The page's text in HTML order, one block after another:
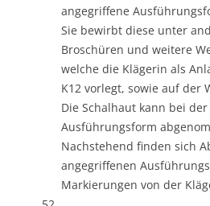
angegriffene
Sie bewirbt diese unter
Broschüren und weitere
welche die Klägerin als
K12 vorlegt, sowie auf der
Die Schalhaut kann bei
Ausführungsform
Nachstehend finden sich
angegriffenen
Markierungen von der